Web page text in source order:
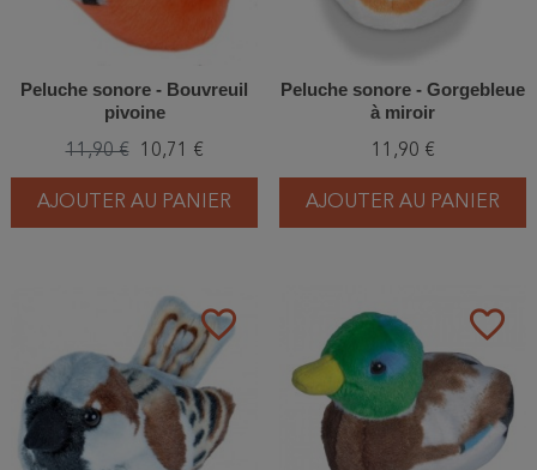
Peluche sonore - Bouvreuil
pivoine
11,90 € 10,71 €
AJOUTER AU PANIER
Peluche sonore - Gorgebleue
à miroir
11,90 €
AJOUTER AU PANIER
favorite_border favorite_border